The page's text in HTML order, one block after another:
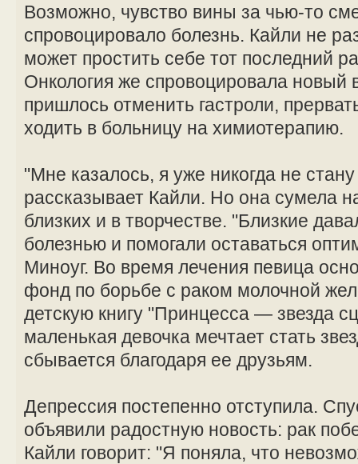
Возможно, чувство вины за чью-то
спровоцировало болезнь. Кайли не
может простить себе тот последний
Онкология же спровоцировала новый
пришлось отменить гастроли,
ходить в больницу на химиотерапию.
"Мне казалось, я уже никогда не
рассказывает Кайли. Но она сумела
близких и в творчестве. "Близкие
болезнью и помогали оставаться
Миноуг. Во время лечения певица
фонд по борьбе с раком молочной
детскую книгу "Принцесса — звезда
маленькая девочка мечтает стать
сбывается благодаря ее друзьям.
Депрессия постепенно отступила.
объявили радостную новость: рак
Кайли говорит: "Я поняла, что